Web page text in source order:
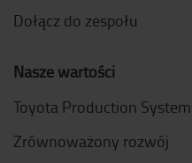
Dołącz do zespołu
Nasze wartości
Toyota Production
Zrównoważony rozwój